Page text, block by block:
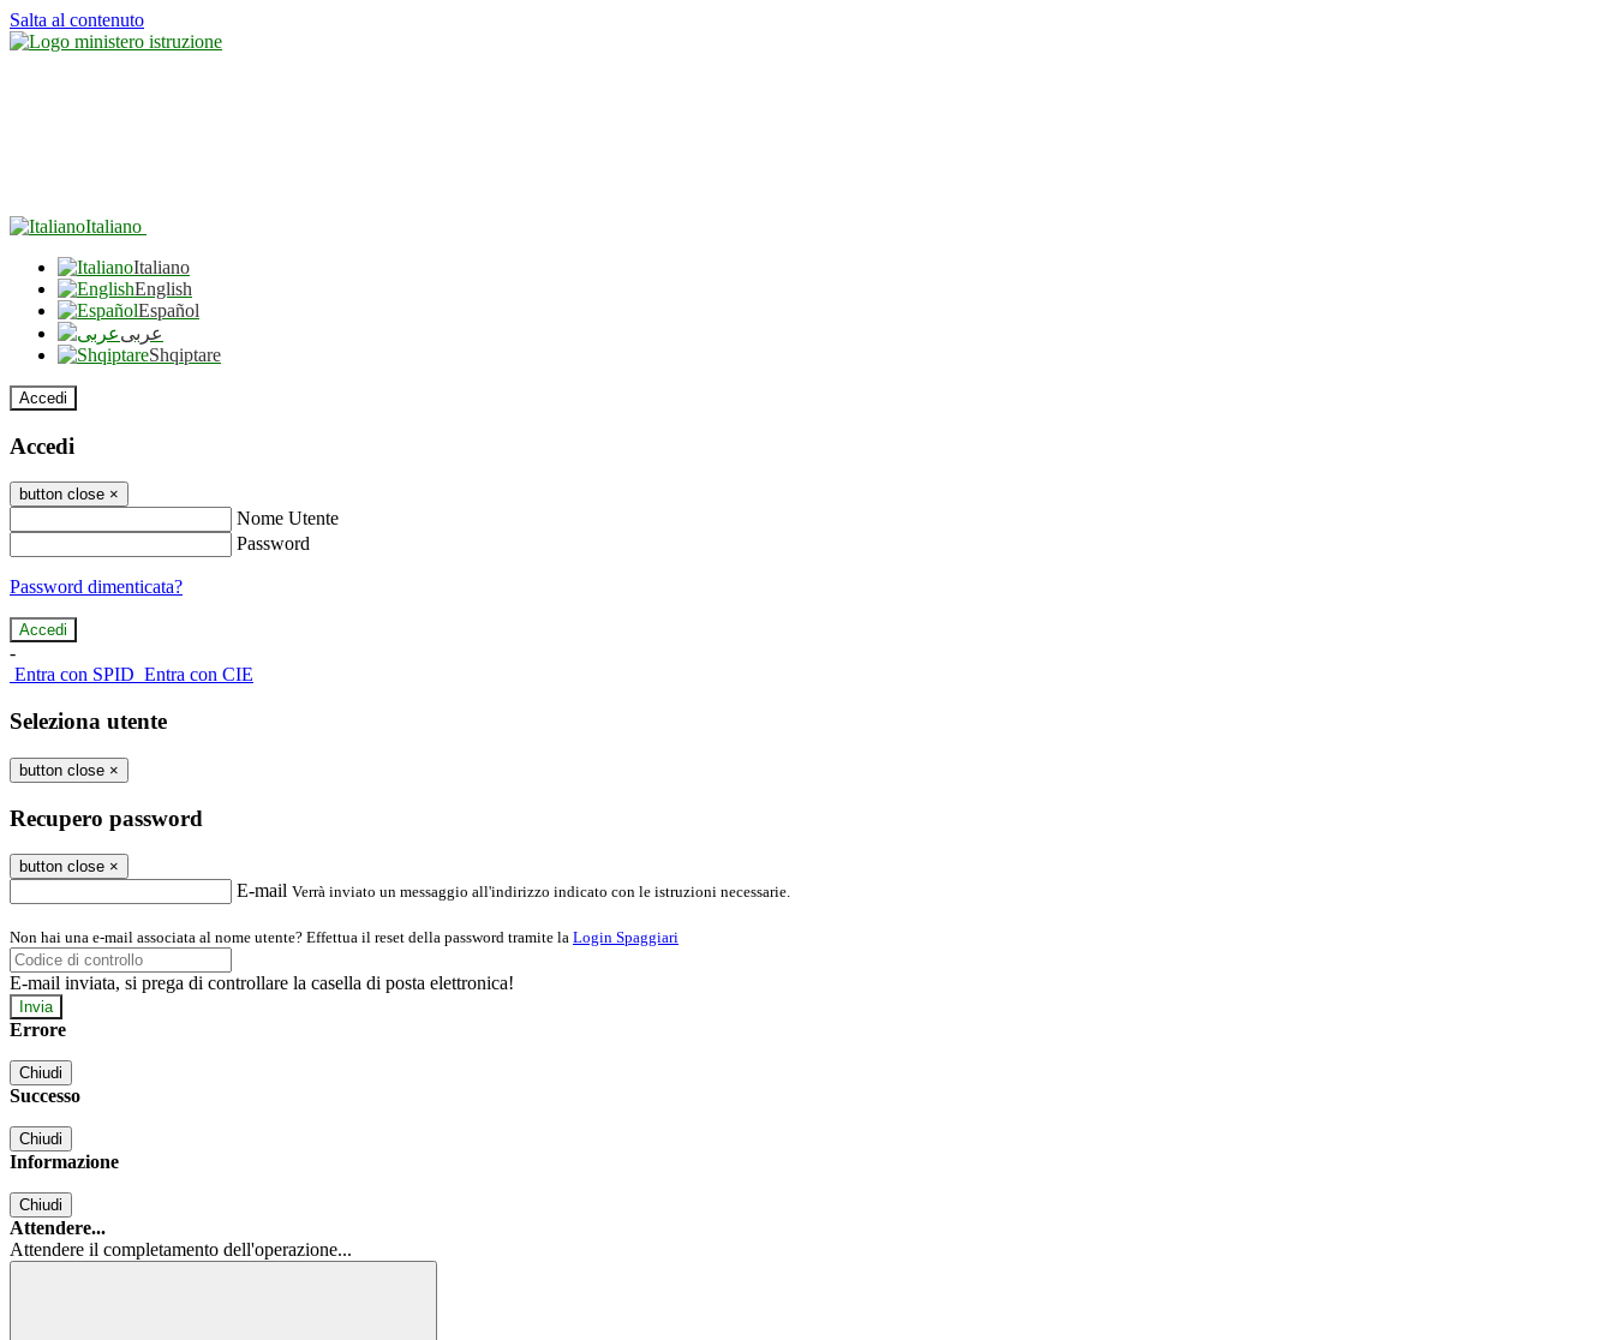
Salta al contenuto
Italiano
Italiano
English
Español
عربى
Shqiptare
Accedi
Accedi
button close ×
Nome Utente
Password
Password dimenticata?
-
Entra con SPID Entra con CIE
Seleziona utente
button close ×
Recupero password
button close ×
E-mail Verrà inviato un messaggio all'indirizzo indicato con le istruzioni necessarie.
Non hai una e-mail associata al nome utente? Effettua il reset della password tramite la Login Spaggiari
E-mail inviata, si prega di controllare la casella di posta elettronica!
Errore
Chiudi
Successo
Chiudi
Informazione
Chiudi
Attendere...
Attendere il completamento dell'operazione...